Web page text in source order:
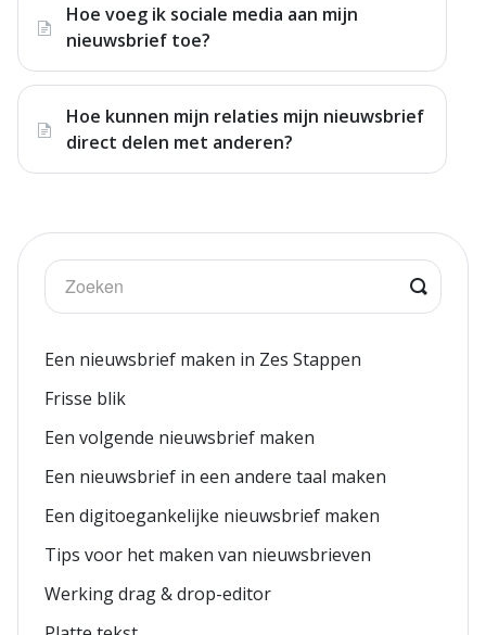
Hoe voeg ik sociale media aan mijn
nieuwsbrief toe?
Hoe kunnen mijn relaties mijn nieuwsbrief
direct delen met anderen?
Een nieuwsbrief maken in Zes Stappen
Frisse blik
Een volgende nieuwsbrief maken
Een nieuwsbrief in een andere taal maken
Een digitoegankelijke nieuwsbrief maken
Tips voor het maken van nieuwsbrieven
Werking drag & drop-editor